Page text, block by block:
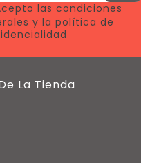
las condiciones
y la política de
La Tienda